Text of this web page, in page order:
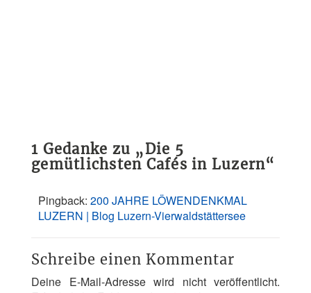
1 Gedanke zu „Die 5
gemütlichsten Cafés in Luzern“
Pingback: 200 JAHRE LÖWENDENKMAL
LUZERN | Blog Luzern-Vierwaldstättersee
Schreibe einen Kommentar
Deine E-Mail-Adresse wird nicht veröffentlicht.